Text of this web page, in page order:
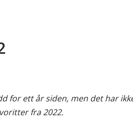
for ett år siden, men det har
fra 2022.